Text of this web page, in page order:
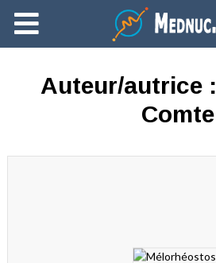
Ajouter du contenu
Auteur/autrice :
Comte